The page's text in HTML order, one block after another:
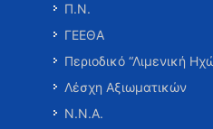
Π.Ν.
ΓΕΕΘΑ
Περιοδικό “Λιμενική
Λέσχη Αξιωματικών
Ν.Ν.Α.